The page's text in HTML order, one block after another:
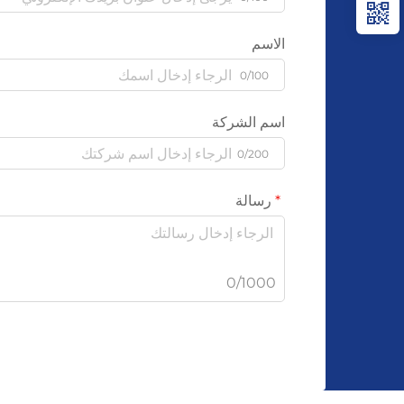
الاسم
0/100
اسم الشركة
0/200
رسالة
0/1000